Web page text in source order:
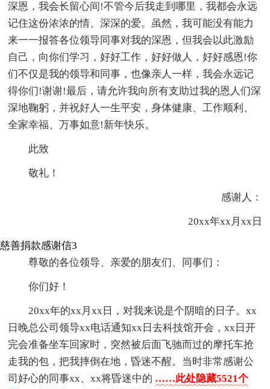
深恩，我会长留心间!不管今后我走到哪里，我都会永远
记住这份浓浓的情、深深的爱。虽然，我可能没有能力
来一一报答各位领导同事对我的深恩，但我会以此激励
自己，向你们学习，好好工作，好好做人，好好感恩!你
们不仅是我的领导和同事，也像亲人一样，我会永远记
得你们!谢谢!最后，请允许我向所有支助过我的恩人们深
深地鞠躬，并祝好人一生平安，身体健康、工作顺利、
全家幸福、万事如意!新年快乐。
此致
敬礼！
感谢人：
20xx年xx月xx日
慈善捐款感谢信3
尊敬的各位领导、亲爱的朋友们、同事们：
你们好！
20xx年的xx月xx日，对我来说是个阴暗的日子。xx
日晚总公司领导xx电话通知xx日去科技馆开会，xx日开
完会准备坐车回家时，突然被后面飞驰而过的摩托车抢
走我的包，把我摔倒在地，昏迷不醒。当时非常感谢公
司好心的同事xx、xx将昏迷中的 ……此处隐藏5521个